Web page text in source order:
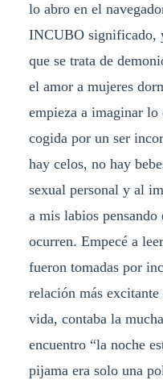
lo abro en el
INCUBO significado,
que se trata de
el amor a mujeres
empieza a imaginar lo
cogida por un ser
hay celos, no hay
sexual personal y al
a mis labios
ocurren. Empecé a
fueron tomadas por
relación más
vida, contaba la
encuentro “la noche
pijama era solo una